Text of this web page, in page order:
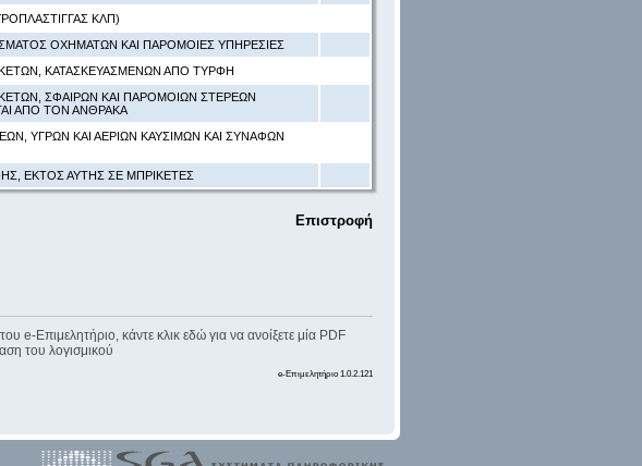
ΚΛΠ)
ΟΧΗΜΑΤΩΝ ΚΑΙ ΠΑΡΟΜΟΙΕΣ ΥΠΗΡΕΣΙΕΣ
ΚΑΤΑΣΚΕΥΑΣΜΕΝΩΝ ΑΠΟ ΤΥΡΦΗ
ΣΦΑΙΡΩΝ ΚΑΙ ΠΑΡΟΜΟΙΩΝ ΣΤΕΡΕΩΝ
ΑΠΟ ΤΟΝ ΑΝΘΡΑΚΑ
ΥΓΡΩΝ ΚΑΙ ΑΕΡΙΩΝ ΚΑΥΣΙΜΩΝ ΚΑΙ ΣΥΝΑΦΩΝ
ΕΚΤΟΣ ΑΥΤΗΣ ΣΕ ΜΠΡΙΚΕΤΕΣ
Επιστροφή
e-Επιμελητήριο, κάντε κλικ εδώ για να ανοίξετε μία PDF
του λογισμικού
e-Επιμελητήριο 1.0.2.121